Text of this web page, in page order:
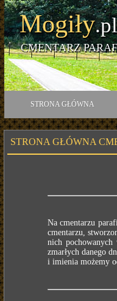
Mogiły.pl
CMENTARZ
STRONA GŁÓWNA
STRONA GŁÓWNA
Na cmentarzu
cmentarzu,
nich
zmarłych danego
i imienia możemy